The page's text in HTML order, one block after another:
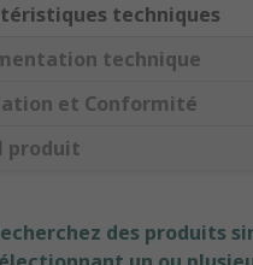
techniques
technique
et Conformité
produit
des produits